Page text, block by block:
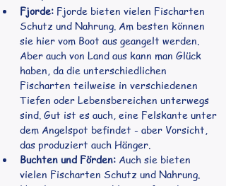
Fjorde: Fjorde bieten vielen Fischarten
Schutz und Nahrung. Am besten können
sie hier vom Boot aus geangelt werden.
Aber auch von Land aus kann man Glück
haben, da die unterschiedlichen
Fischarten teilweise in verschiedenen
Tiefen oder Lebensbereichen unterwegs
sind. Gut ist es auch, eine Felskante unter
dem Angelspot befindet - aber Vorsicht,
das produziert auch Hänger.
Buchten und Förden: Auch sie bieten
vielen Fischarten Schutz und Nahrung.